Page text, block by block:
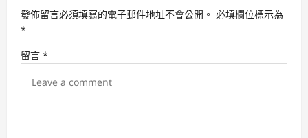
a
t
i
發佈留言必須填寫的電子郵件地址不會公開。 必填欄位標示為
*
留言 *